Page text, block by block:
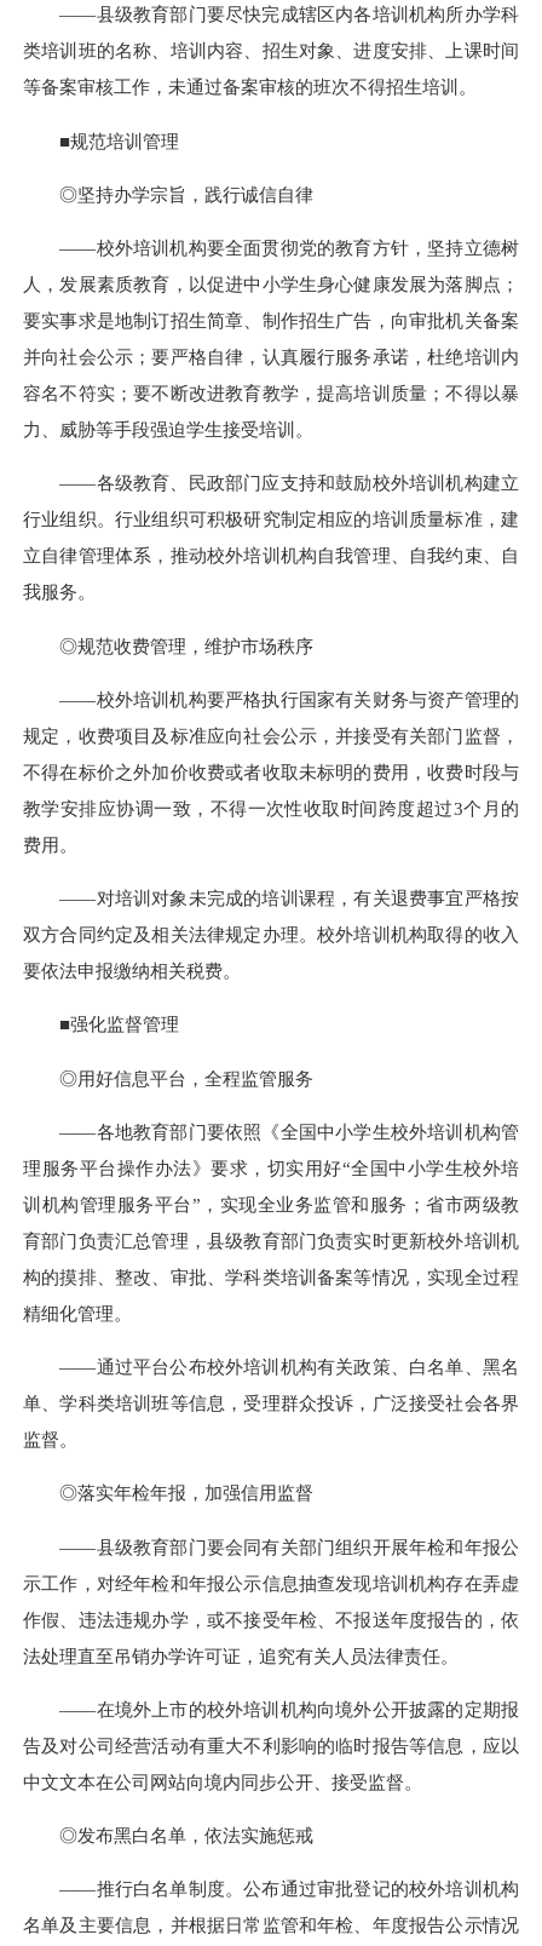
——县级教育部门要尽快完成辖区内各培训机构所办学科
类培训班的名称、培训内容、招生对象、进度安排、上课时间
等备案审核工作，未通过备案审核的班次不得招生培训。
■规范培训管理
◎坚持办学宗旨，践行诚信自律
——校外培训机构要全面贯彻党的教育方针，坚持立德树
人，发展素质教育，以促进中小学生身心健康发展为落脚点；
要实事求是地制订招生简章、制作招生广告，向审批机关备案
并向社会公示；要严格自律，认真履行服务承诺，杜绝培训内
容名不符实；要不断改进教育教学，提高培训质量；不得以暴
力、威胁等手段强迫学生接受培训。
——各级教育、民政部门应支持和鼓励校外培训机构建立
行业组织。行业组织可积极研究制定相应的培训质量标准，建
立自律管理体系，推动校外培训机构自我管理、自我约束、自
我服务。
◎规范收费管理，维护市场秩序
——校外培训机构要严格执行国家有关财务与资产管理的
规定，收费项目及标准应向社会公示，并接受有关部门监督，
不得在标价之外加价收费或者收取未标明的费用，收费时段与
教学安排应协调一致，不得一次性收取时间跨度超过3个月的
费用。
——对培训对象未完成的培训课程，有关退费事宜严格按
双方合同约定及相关法律规定办理。校外培训机构取得的收入
要依法申报缴纳相关税费。
■强化监督管理
◎用好信息平台，全程监管服务
——各地教育部门要依照《全国中小学生校外培训机构管
理服务平台操作办法》要求，切实用好“全国中小学生校外培
训机构管理服务平台”，实现全业务监管和服务；省市两级教
育部门负责汇总管理，县级教育部门负责实时更新校外培训机
构的摸排、整改、审批、学科类培训备案等情况，实现全过程
精细化管理。
——通过平台公布校外培训机构有关政策、白名单、黑名
单、学科类培训班等信息，受理群众投诉，广泛接受社会各界
监督。
◎落实年检年报，加强信用监督
——县级教育部门要会同有关部门组织开展年检和年报公
示工作，对经年检和年报公示信息抽查发现培训机构存在弄虚
作假、违法违规办学，或不接受年检、不报送年度报告的，依
法处理直至吊销办学许可证，追究有关人员法律责任。
——在境外上市的校外培训机构向境外公开披露的定期报
告及对公司经营活动有重大不利影响的临时报告等信息，应以
中文文本在公司网站向境内同步公开、接受监督。
◎发布黑白名单，依法实施惩戒
——推行白名单制度。公布通过审批登记的校外培训机构
名单及主要信息，并根据日常监管和年检、年度报告公示情况